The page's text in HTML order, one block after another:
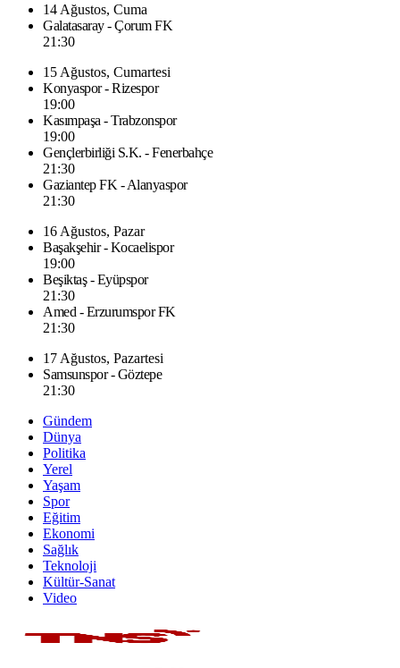
14 Ağustos, Cuma
Galatasaray - Çorum FK
21:30
15 Ağustos, Cumartesi
Konyaspor - Rizespor
19:00
Kasımpaşa - Trabzonspor
19:00
Gençlerbirliği S.K. - Fenerbahçe
21:30
Gaziantep FK - Alanyaspor
21:30
16 Ağustos, Pazar
Başakşehir - Kocaelispor
19:00
Beşiktaş - Eyüpspor
21:30
Amed - Erzurumspor FK
21:30
17 Ağustos, Pazartesi
Samsunspor - Göztepe
21:30
Gündem
Dünya
Politika
Yerel
Yaşam
Spor
Eğitim
Ekonomi
Sağlık
Teknoloji
Kültür-Sanat
Video